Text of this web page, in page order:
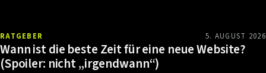
RATGEBER 5. AUGUST 2026
Wann ist die beste Zeit für eine neue Website?
(Spoiler: nicht „irgendwann“)